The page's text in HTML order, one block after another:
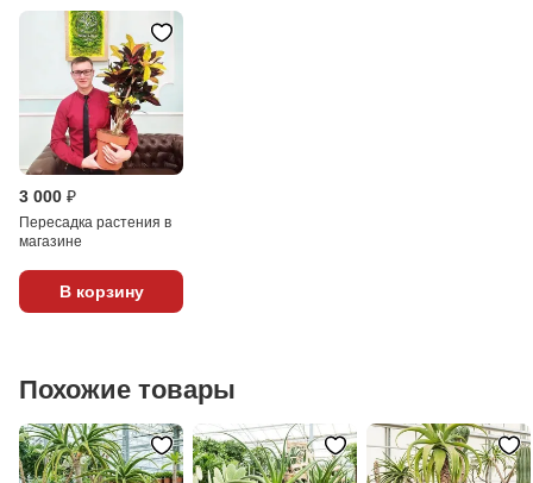
3 000 ₽
Пересадка растения в
магазине
В корзину
Похожие товары